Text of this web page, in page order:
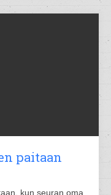
paitaan
kun seuran oma